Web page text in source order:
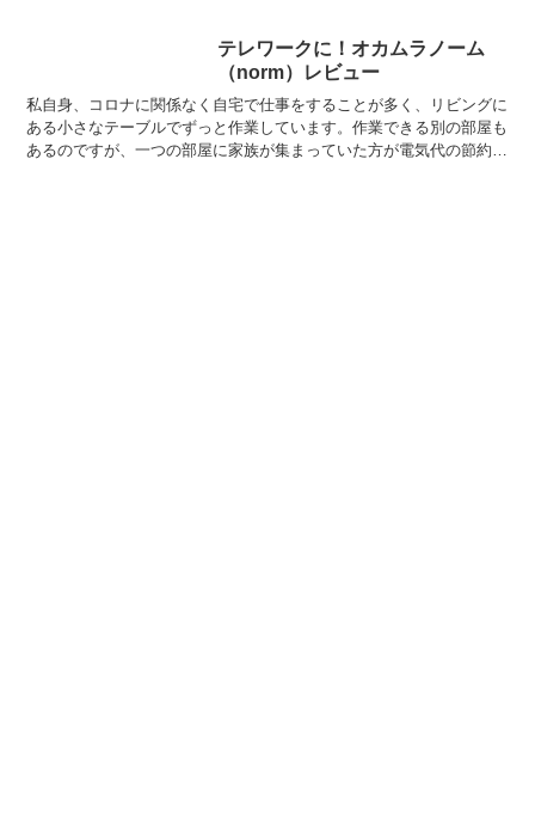
テレワークに！オカムラノーム
（norm）レビュー
私自身、コロナに関係なく自宅で仕事をすることが多く、リビングに
ある小さなテーブルでずっと作業しています。作業できる別の部屋も
あるのですが、一つの部屋に家族が集まっていた方が電気代の節約に